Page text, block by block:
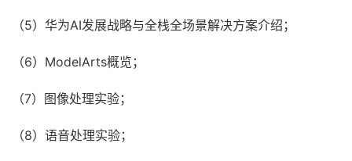
（5）华为AI发展战略与全栈全场景解决方案介绍；
（6）ModelArts概览；
（7）图像处理实验；
（8）语音处理实验；